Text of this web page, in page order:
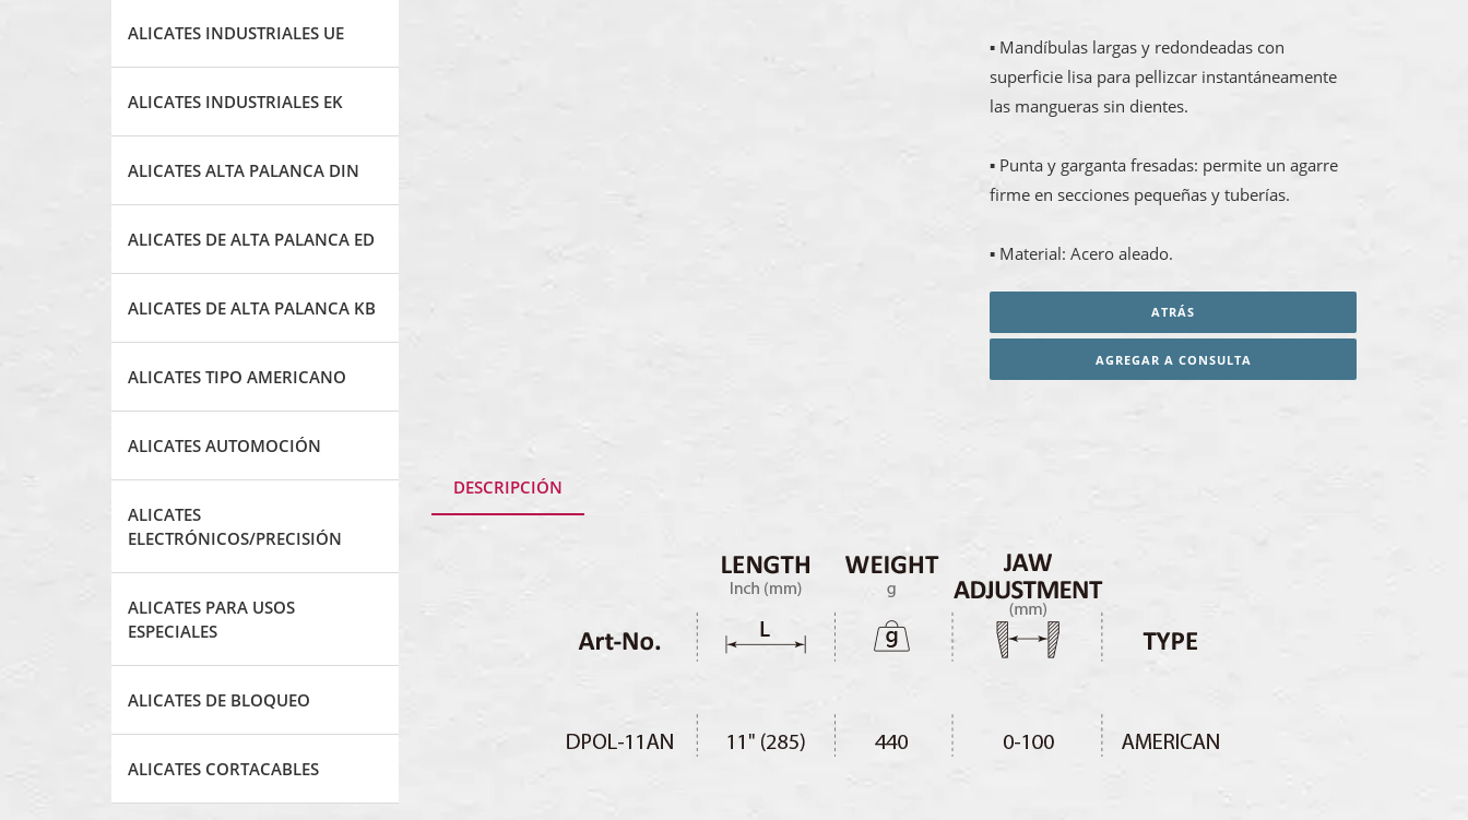
ALICATES INDUSTRIALES UE
ALICATES INDUSTRIALES EK
ALICATES ALTA PALANCA DIN
ALICATES DE ALTA PALANCA ED
ALICATES DE ALTA PALANCA KB
ALICATES TIPO AMERICANO
ALICATES AUTOMOCIÓN
ALICATES
ELECTRÓNICOS/PRECISIÓN
ALICATES PARA USOS
ESPECIALES
ALICATES DE BLOQUEO
ALICATES CORTACABLES
▪ Mandíbulas largas y redondeadas con
superficie lisa para pellizcar instantáneamente
las mangueras sin dientes.
▪ Punta y garganta fresadas: permite un agarre
firme en secciones pequeñas y tuberías.
▪ Material: Acero aleado.
ATRÁS
AGREGAR A CONSULTA
DESCRIPCIÓN